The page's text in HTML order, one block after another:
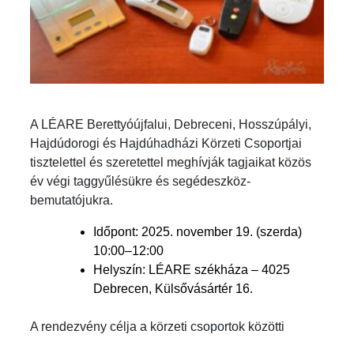
A LÉARE Berettyóújfalui, Debreceni, Hosszúpályi,
Hajdúdorogi és Hajdúhadházi Körzeti Csoportjai
tisztelettel és szeretettel meghívják tagjaikat közös
év végi taggyűlésükre és segédeszköz-
bemutatójukra.
Időpont: 2025. november 19. (szerda)
10:00–12:00
Helyszín: LÉARE székháza – 4025
Debrecen, Külsővásártér 16.
A rendezvény célja a körzeti csoportok közötti